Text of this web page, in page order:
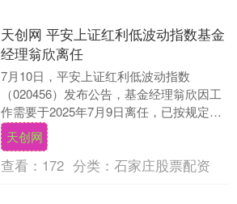
天创网 平安上证红利低波动指数基金
经理翁欣离任
7月10日，平安上证红利低波动指数
（020456）发布公告，基金经理翁欣因工
作需要于2025年7月9日离任，已按规定在
中国基金业协会办理变更手续。 此次变更
由平....
天创网
查看： 172 分类： 石家庄股票配资